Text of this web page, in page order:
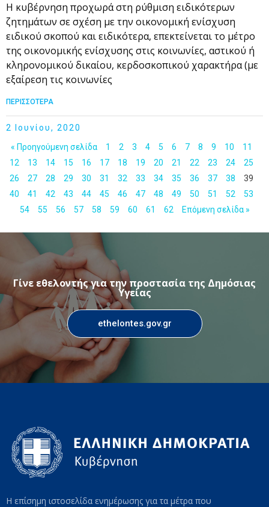
Η κυβέρνηση προχωρά στη ρύθμιση ειδικότερων
ζητημάτων σε σχέση με την οικονομική ενίσχυση
ειδικού σκοπού και ειδικότερα, επεκτείνεται το μέτρο
της οικονομικής ενίσχυσης στις κοινωνίες, αστικού ή
κληρονομικού δικαίου, κερδοσκοπικού χαρακτήρα (με
εξαίρεση τις κοινωνίες
ΠΕΡΙΣΣΟΤΕΡΑ
2 Ιουνίου, 2020
« Προηγούμενη σελίδα
1 2 3 4 5 6 7 8 9 10
11
12
13 14 15 16 17 18 19 20 21 22 23 24
25
26
27 28 29 30 31 32 33 34 35 36 37 38
39
40
41 42 43 44 45 46 47 48 49 50 51 52
53
54
55 56 57 58 59 60 61 62 Επόμενη σελίδα »
Γίνε εθελοντής για την προστασία της Δημόσιας
Υγείας
ethelontes.gov.gr
Η επίσημη ιστοσελίδα ενημέρωσης για τα μέτρα που